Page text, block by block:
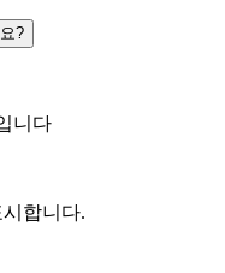
?
니다
합니다.